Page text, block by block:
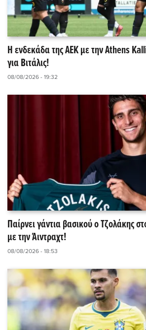
Η ενδεκάδα της ΑΕΚ με την Athens
για Βιτάλις!
08/08/2026 - 19:32
Παίρνει γάντια βασικού ο Τζολάκης
με την Άιντραχτ!
08/08/2026 - 18:53